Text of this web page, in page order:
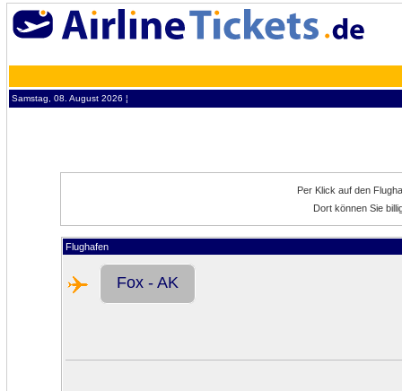
Samstag, 08. August 2026 ¦
Per Klick auf den
Dort können Sie
Flughafen
Fox - AK